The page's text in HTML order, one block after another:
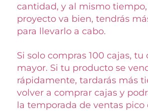
cantidad, y al mismo
proyecto va bien, tendrás
para llevarlo a cabo.
Si solo compras 100 cajas, tu
mayor. Si tu producto se
rápidamente, tardarás más
volver a comprar cajas y
la temporada de ventas pico